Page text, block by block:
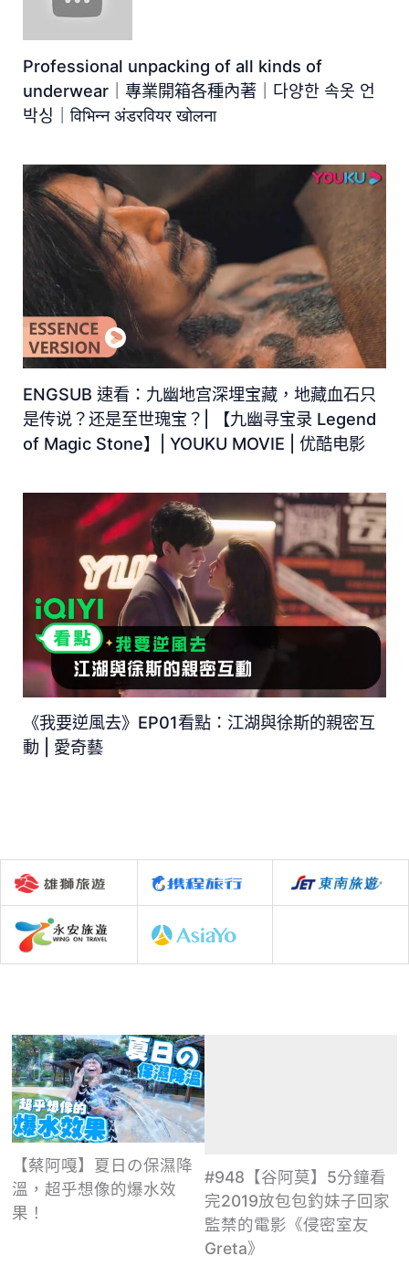
Professional unpacking of all kinds of
underwear｜專業開箱各種內著｜다양한 속옷 언
박싱｜विभिन्न अंडरवियर खोलना
ENGSUB 速看：九幽地宫深埋宝藏，地藏血石只
是传说？还是至世瑰宝？| 【九幽寻宝录 Legend
of Magic Stone】| YOUKU MOVIE | 优酷电影
《我要逆風去》EP01看點：江湖與徐斯的親密互
動 | 愛奇藝
【蔡阿嘎】夏日の保濕降
溫，超乎想像的爆水效
果！
#948【谷阿莫】5分鐘看
完2019放包包釣妹子回家
監禁的電影《侵密室友
Greta》